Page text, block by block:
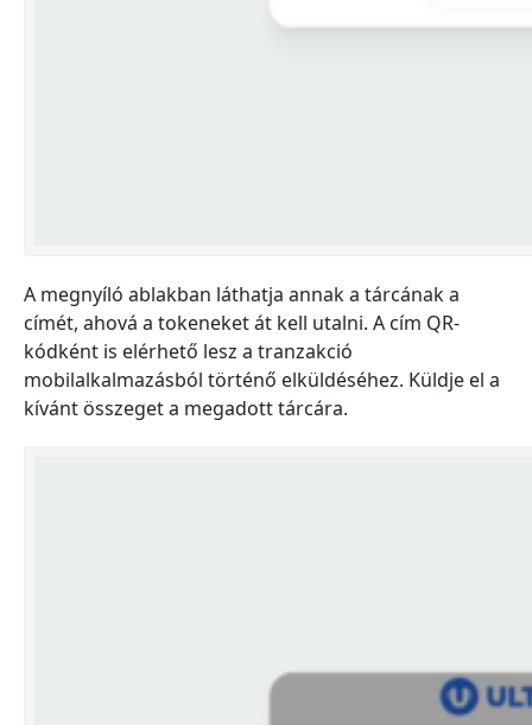
A megnyíló ablakban láthatja annak a tárcának a
címét, ahová a tokeneket át kell utalni. A cím QR-
kódként is elérhető lesz a tranzakció
mobilalkalmazásból történő elküldéséhez. Küldje el a
kívánt összeget a megadott tárcára.